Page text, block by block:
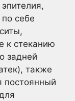
себе
к стеканию
задней
также
постоянный